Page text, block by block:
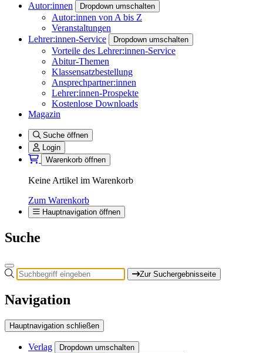
Autor:innen
Dropdown umschalten
Autor:innen von A bis Z
Veranstaltungen
Lehrer:innen-Service
Dropdown umschalten
Vorteile des Lehrer:innen-Service
Abitur-Themen
Klassensatzbestellung
Ansprechpartner:innen
Lehrer:innen-Prospekte
Kostenlose Downloads
Magazin
Suche öffnen
Login
Warenkorb öffnen
Keine Artikel im Warenkorb
Zum Warenkorb
Hauptnavigation öffnen
Suche
Zur Suchergebnisseite
Navigation
Hauptnavigation schließen
Verlag Dropdown umschalten